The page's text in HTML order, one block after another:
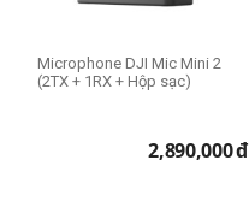
Microphone DJI Mic Mini 2
(2TX + 1RX + Hộp sạc)
2,890,000đ